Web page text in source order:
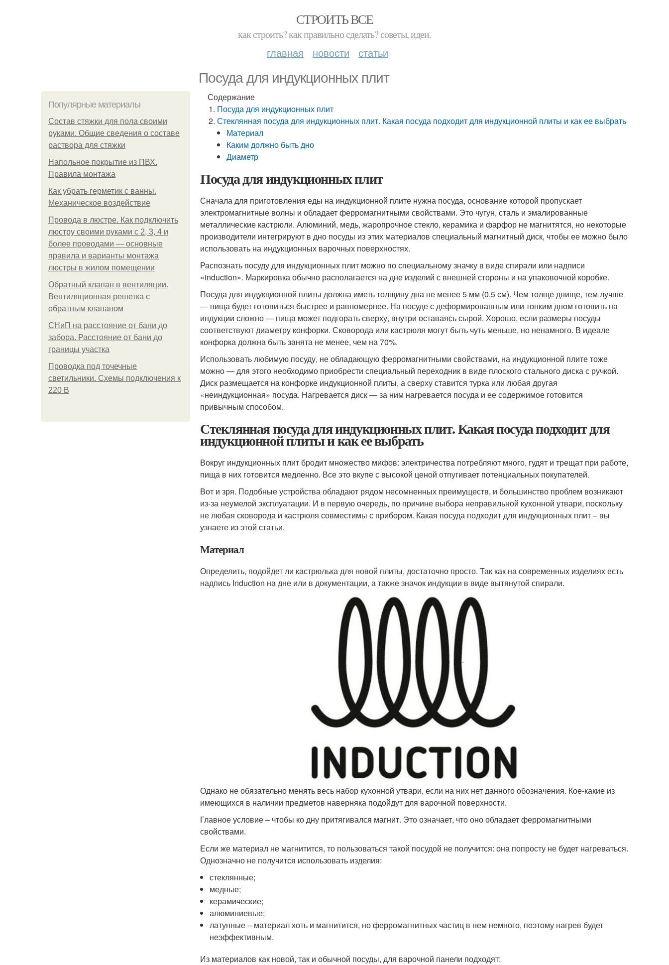
СТРОИТЬ ВСЕ
как строить? как правильно сделать? советы, идеи.
главная новости статьи
Посуда для индукционных плит
Популярные материалы
Состав стяжки для пола своими
руками. Общие сведения о составе
раствора для стяжки
Напольное покрытие из ПВХ.
Правила монтажа
Как убрать герметик с ванны.
Механическое воздействие
Провода в люстре. Как подключить
люстру своими руками с 2, 3, 4 и
более проводами — основные
правила и варианты монтажа
люстры в жилом помещении
Обратный клапан в вентиляции.
Вентиляционная решетка с
обратным клапаном
СНиП на расстояние от бани до
забора. Расстояние от бани до
границы участка
Проводка под точечные
светильники. Схемы подключения к
220 В
Содержание
Посуда для индукционных плит
Стеклянная посуда для индукционных плит. Какая посуда подходит для индукционной плиты и как ее выбрать
Материал
Каким должно быть дно
Диаметр
Посуда для индукционных плит
Сначала для приготовления еды на индукционной плите нужна посуда, основание которой пропускает
электромагнитные волны и обладает ферромагнитными свойствами. Это чугун, сталь и эмалированные
металлические кастрюли. Алюминий, медь, жаропрочное стекло, керамика и фарфор не магнитятся, но некоторые
производители интегрируют в дно посуды из этих материалов специальный магнитный диск, чтобы ее можно было
использовать на индукционных варочных поверхностях.
Распознать посуду для индукционных плит можно по специальному значку в виде спирали или надписи
«induction». Маркировка обычно располагается на дне изделий с внешней стороны и на упаковочной коробке.
Посуда для индукционной плиты должна иметь толщину дна не менее 5 мм (0,5 см). Чем толще днище, тем лучше
— пища будет готовиться быстрее и равномернее. На посуде с деформированным или тонким дном готовить на
индукции сложно — пища может подгорать сверху, внутри оставаясь сырой. Хорошо, если размеры посуды
соответствуют диаметру конфорки. Сковорода или кастрюля могут быть чуть меньше, но ненамного. В идеале
конфорка должна быть занята не менее, чем на 70%.
Использовать любимую посуду, не обладающую ферромагнитными свойствами, на индукционной плите тоже
можно — для этого необходимо приобрести специальный переходник в виде плоского стального диска с ручкой.
Диск размещается на конфорке индукционной плиты, а сверху ставится турка или любая другая
«неиндукционная» посуда. Нагревается диск — за ним нагревается посуда и ее содержимое готовится
привычным способом.
Стеклянная посуда для индукционных плит. Какая посуда подходит для
индукционной плиты и как ее выбрать
Вокруг индукционных плит бродит множество мифов: электричества потребляют много, гудят и трещат при работе,
пища в них готовится медленно. Все это вкупе с высокой ценой отпугивает потенциальных покупателей.
Вот и зря. Подобные устройства обладают рядом несомненных преимуществ, и большинство проблем возникают
из-за неумелой эксплуатации. И в первую очередь, по причине выбора неправильной кухонной утвари, поскольку
не любая сковорода и кастрюля совместимы с прибором. Какая посуда подходит для индукционных плит – вы
узнаете из этой статьи.
Материал
Определить, подойдет ли кастрюлька для новой плиты, достаточно просто. Так как на современных изделиях есть
надпись Induction на дне или в документации, а также значок индукции в виде вытянутой спирали.
Однако не обязательно менять весь набор кухонной утвари, если на них нет данного обозначения. Кое-какие из
имеющихся в наличии предметов наверняка подойдут для варочной поверхности.
Главное условие – чтобы ко дну притягивался магнит. Это означает, что оно обладает ферромагнитными
свойствами.
Если же материал не магнитится, то пользоваться такой посудой не получится: она попросту не будет нагреваться.
Однозначно не получится использовать изделия:
стеклянные;
медные;
керамические;
алюминиевые;
латунные – материал хоть и магнитится, но ферромагнитных частиц в нем немного, поэтому нагрев будет
неэффективным.
Из материалов как новой, так и обычной посуды, для варочной панели подходят: